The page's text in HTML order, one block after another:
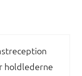
holdlederne